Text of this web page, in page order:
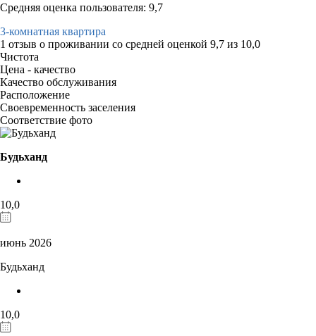
Средняя оценка пользователя: 9,7
3-комнатная квартира
1 отзыв о проживании со средней оценкой 9,7 из 10,0
Чистота
Цена - качество
Качество обслуживания
Расположение
Своевременность заселения
Соответствие фото
Будьханд
10,0
июнь 2026
Будьханд
10,0